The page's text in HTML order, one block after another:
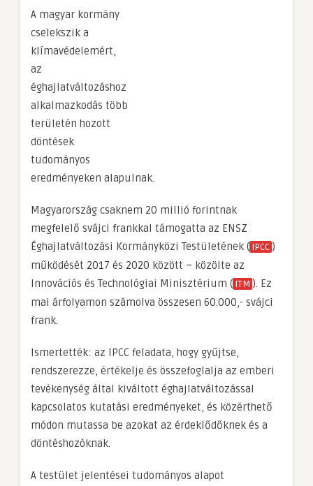
A magyar kormány
cselekszik a
klímavédelemért,
az
éghajlatváltozáshoz
alkalmazkodás több
területén hozott
döntések
tudományos
eredményeken alapulnak.
Magyarország csaknem 20 millió forintnak
megfelelő svájci frankkal támogatta az ENSZ
Éghajlatváltozási Kormányközi Testületének ( IPCC )
működését 2017 és 2020 között – közölte az
Innovációs és Technológiai Minisztérium ( ITM ). Ez
mai árfolyamon számolva összesen 60.000,- svájci
frank.
Ismertették: az IPCC feladata, hogy gyűjtse,
rendszerezze, értékelje és összefoglalja az emberi
tevékenység által kiváltott éghajlatváltozással
kapcsolatos kutatási eredményeket, és közérthető
módon mutassa be azokat az érdeklődőknek és a
döntéshozóknak.
A testület jelentései tudományos alapot